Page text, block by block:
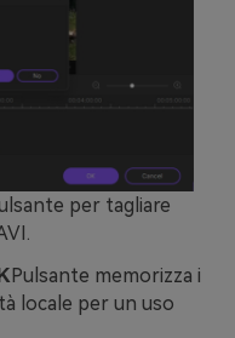
per tagliare
Pulsante memorizza i
locale per un uso